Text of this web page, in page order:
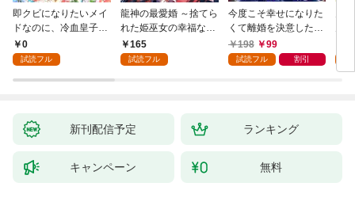
即クビになりたいメイ
ドなのに、冷血皇子に
執着されています第1
話
0
試読フル
龍神の最愛婚 ～捨てら
れた姫巫女の幸福な嫁
入り～: 1
165
試読フル
今度こそ幸せになりた
くて離婚を決意したと
ころ、無表情な旦那様
が「愛してる」と言っ
198 99
試読フル 割引
新刊配信予定 ランキング
キャンペーン 無料